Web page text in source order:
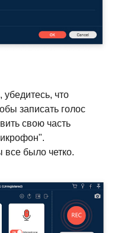
что
записать голос
свою часть
все было четко.